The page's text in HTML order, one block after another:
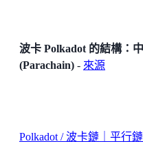
波卡 Polkadot 的結構：
(Parachain) - 來源
Polkadot / 波卡鏈｜平行